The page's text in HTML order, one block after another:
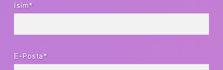
İsim*
E-Posta*